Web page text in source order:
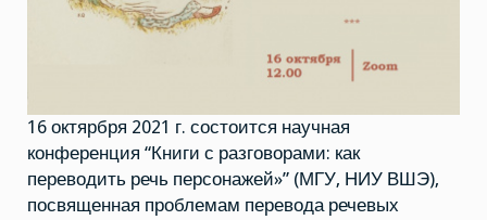
16 октярбря 2021 г. состоится научная
конференция “Книги с разговорами: как
переводить речь персонажей»” (МГУ, НИУ ВШЭ),
посвященная проблемам перевода речевых